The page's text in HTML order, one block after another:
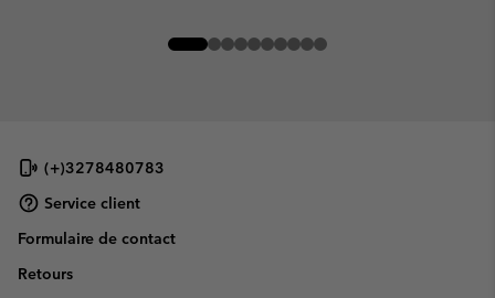
(+)3278480783
Service client
Formulaire de contact
Retours